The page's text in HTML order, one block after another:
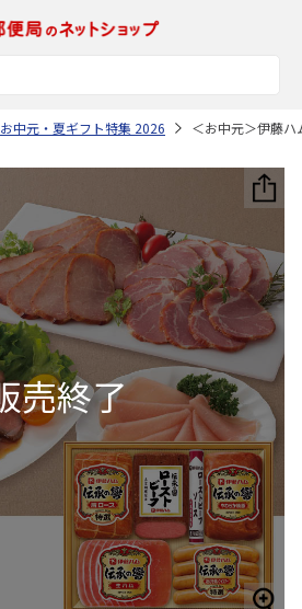
お中元・夏ギフト特集 2026 ＜お中元＞伊藤